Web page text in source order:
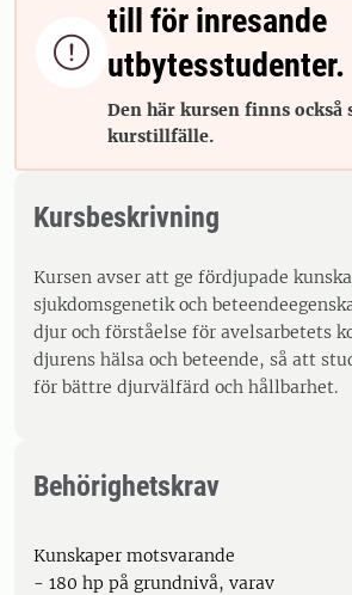

till för inresande
utbytesstudenter.
Den här kursen finns
kurstillfälle.
Kursbeskrivning
Kursen avser att ge fördjupade
sjukdomsgenetik och
djur och förståelse för avelsarbetets
djurens hälsa och beteende, så att
för bättre djurvälfärd och hållbarhet.
Behörighetskrav
Kunskaper motsvarande
- 180 hp på grundnivå, varav